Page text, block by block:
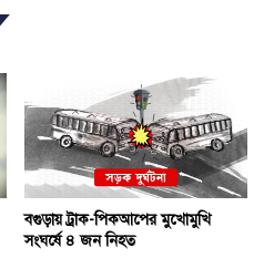
বগুড়ায় ট্রাক-পিকআপের মুখোমুখি
সংঘর্ষে ৪ জন নিহত